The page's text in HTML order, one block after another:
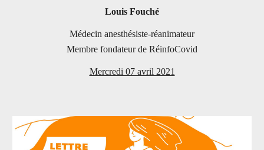
Louis Fouché
Médecin anesthésiste-réanimateur
Membre fondateur de RéinfoCovid
Mercredi 07 avril 2021